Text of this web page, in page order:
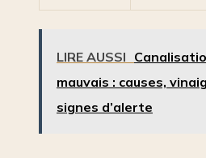
LIRE AUSSI
mauvais : causes,
signes d’alerte